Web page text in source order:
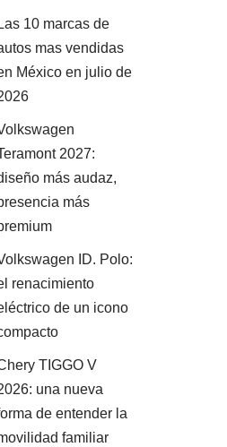
Las 10 marcas de
mas vendidas
México en julio de
2027:
más audaz,
más
ID. Polo:
renacimiento
de un icono
TIGGO V
una nueva
de entender la
familiar